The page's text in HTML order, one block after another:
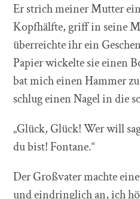
Er strich meiner Mutter
Kopfhälfte, griff in seine
überreichte ihr ein
Papier wickelte sie einen
bat mich einen Hammer
schlug einen Nagel in die
„Glück, Glück! Wer will
du bist! Fontane.“
Der Großvater machte
und eindringlich an, ich